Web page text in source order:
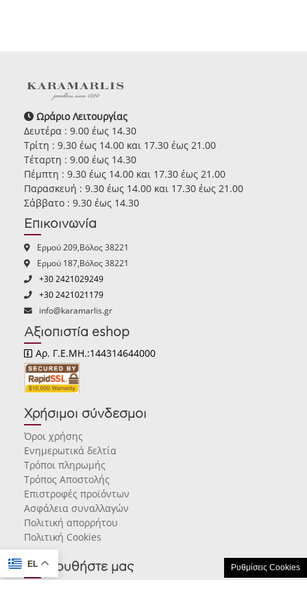
EL Ρυθμίσεις Cookies
Ωράριο Λειτουργίας
Δευτέρα : 9.00 έως 14.30
Τρίτη : 9.30 έως 14.00 και 17.30 έως 21.00
Τέταρτη : 9.00 έως 14.30
Πέμπτη : 9.30 έως 14.00 και 17.30 έως 21.00
Παρασκευή : 9.30 έως 14.00 και 17.30 έως 21.00
Σάββατο : 9.30 έως 14.30
Επικοινωνία
Ερμού 209,Βόλος 38221
Ερμού 187,Βόλος 38221
+30 2421029249
+30 2421021179
info@karamarlis.gr
Αξιοπιστία eshop
Αρ. Γ.Ε.ΜΗ.:144314644000
Χρήσιμοι σύνδεσμοι
Όροι χρήσης
Ενημερωτικά δελτία
Τρόποι πληρωμής
Τρόπος Αποστολής
Επιστροφές προϊόντων
Ασφάλεια συναλλαγών
Πολιτική απορρήτου
Πολιτική Cookies
Ακολουθήστε μας